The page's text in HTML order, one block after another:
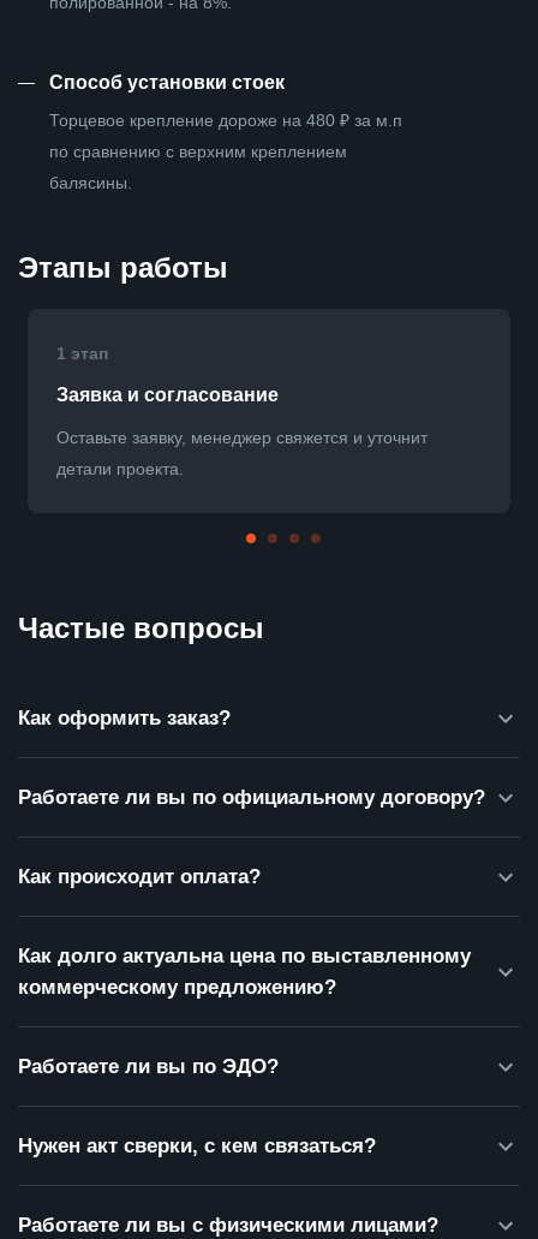
— Способ установки стоек
Торцевое крепление дороже на 480 ₽ за м.п
по сравнению с верхним креплением
балясины.
Этапы работы
1 этап
Заявка и согласование
Оставьте заявку, менеджер свяжется и уточнит
детали проекта.
Частые вопросы
Как оформить заказ?
Работаете ли вы по официальному договору?
Как происходит оплата?
Как долго актуальна цена по выставленному
коммерческому предложению?
Работаете ли вы по ЭДО?
Нужен акт сверки, с кем связаться?
Работаете ли вы с физическими лицами?